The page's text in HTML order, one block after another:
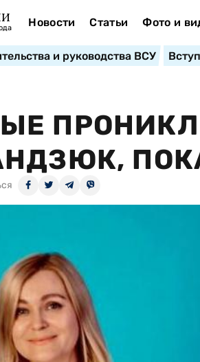
Новости Статьи Фото и
и руководства ВСУ